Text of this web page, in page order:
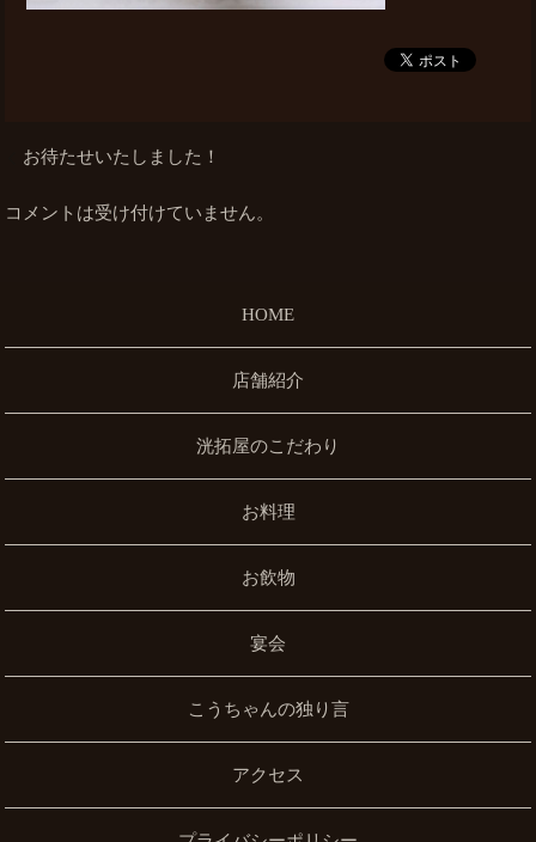
お待たせいたしました！
コメントは受け付けていません。
HOME
店舗紹介
洸拓屋のこだわり
お料理
お飲物
宴会
こうちゃんの独り言
アクセス